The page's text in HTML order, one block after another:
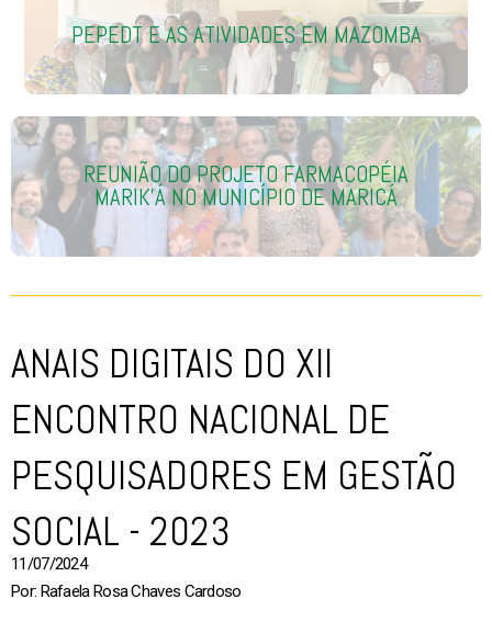
PEPEDT E AS ATIVIDADES EM MAZOMBA
REUNIÃO DO PROJETO FARMACOPÉIA
MARIK'Á NO MUNICÍPIO DE MARICÁ
ANAIS DIGITAIS DO XII
ENCONTRO NACIONAL DE
PESQUISADORES EM GESTÃO
SOCIAL - 2023
11/07/2024
Por: Rafaela Rosa Chaves Cardoso